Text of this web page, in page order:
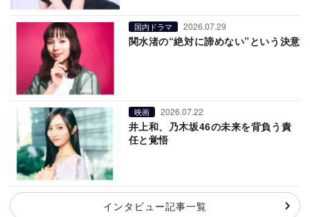
国内ドラマ 2026.07.29
関水渚の“絶対に諦めない”という決意
映画 2026.07.22
井上和、乃木坂46の未来を背負う責
任と覚悟
インタビュー記事一覧